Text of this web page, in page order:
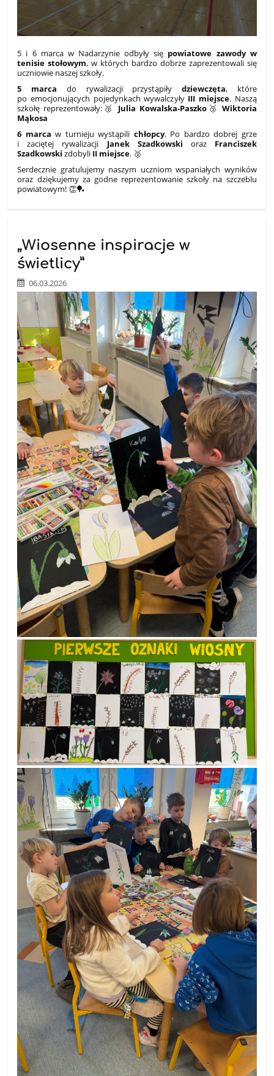
5 i 6 marca w Nadarzynie odbyły się powiatowe zawody w
tenisie stołowym, w których bardzo dobrze zaprezentowali się
uczniowie naszej szkoły.
5 marca do rywalizacji przystąpiły dziewczęta, które
po emocjonujących pojedynkach wywalczyły III miejsce. Naszą
szkołę reprezentowały:🥉 Julia Kowalska-Paszko🥉 Wiktoria
Mąkosa
6 marca w turnieju wystąpili chłopcy. Po bardzo dobrej grze
i zaciętej rywalizacji Janek Szadkowski oraz Franciszek
Szadkowski zdobyli II miejsce. 🥈
Serdecznie gratulujemy naszym uczniom wspaniałych wyników
oraz dziękujemy za godne reprezentowanie szkoły na szczeblu
powiatowym! 👏🏓
„Wiosenne inspiracje w
świetlicy”
06.03.2026